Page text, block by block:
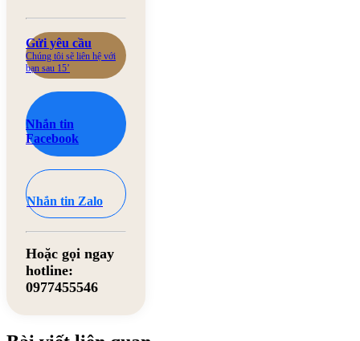
Gửi yêu cầu
Chúng tôi sẽ liên hệ với
bạn sau 15’
Nhắn tin
Facebook
Nhắn tin Zalo
Hoặc gọi ngay
hotline:
0977455546